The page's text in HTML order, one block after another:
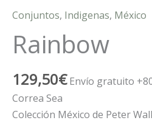
Conjuntos, Indigenas, México
Rainbow
129,50€ Envío gratuito
Correa Sea
Colección México de Peter